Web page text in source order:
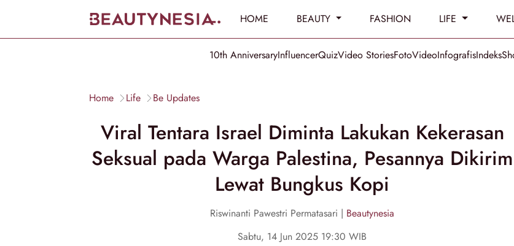
HOME BEAUTY FASHION LIFE
10th AnniversaryInfluencerQuizVideo StoriesFotoVideoInfografisIndeks
Home Life Be Updates
Viral Tentara Israel Diminta Lakukan Kekerasan
Seksual pada Warga Palestina, Pesannya Dikirim
Lewat Bungkus Kopi
Riswinanti Pawestri Permatasari | Beautynesia
Sabtu, 14 Jun 2025 19:30 WIB